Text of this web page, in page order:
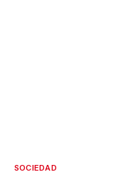
SOCIEDAD